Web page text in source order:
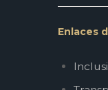
Enlaces